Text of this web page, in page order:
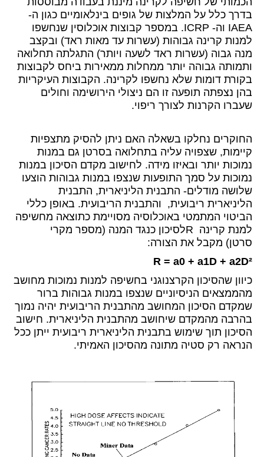
בדרך כלל על המלצות של גופים בינלאומיים כגון ה-
IAEA וה- ICRP. במספר קבוצות אוכלוסין שנחשפו
למנות קרינה גבוהות (עשרות עד מאות ראד) ובקצב
מנה גבוה (עשרות ראד לשעה ויותר) התגלתה תחלואה
ותמותה גבוהה יותר ממחלות ממאירות ביחס לקבוצות
בקורת דומות שלא נחשפו לקרינה. הקבוצות העיקריות
בהן נצפתה תופעה זו הם ניצולי הירושימה וחולים
שעברו הקרנות לצורך ריפוי.
החוקרים נחלקו בשאלה האם ניתן להסיק מתצפיות
קיימות, שצפויה עליה בתחלואה בסרטן גם במנות
נמוכות יותר ובאיזו מידה. לחישוב מקדם הסיכון במנות
נמוכות על סמך התופעות שנצפו במנות גבוהות הוצעו
שלושה מודלים- התבנית הליניארית, התבנית
הליניארית ריבועית, והתבנית הריבועית. באופן כללי
הביטוי המתמטי באוכלוסיה מסויימת כתוצאה מחשיפה
למנת קרינה Rלסיכון כנגד המנה (מספר מקרי
סרטן) מקבל את הצורה:
R = a0 + a1D + a2D²
כיוון שהסיכון הקרצנוגני בחשיפה למנות נמוכות מחושב
מהממצאים הניסיוניים שנצפו במנות גבוהות ברור
שמקדם הסיכון המחושב מהתבנית הריבועית יהיה נמוך
בהרבה מהמקדם שיחושב מהתבנית הליניארית. חישוב
הסיכון תוך שימוש בתבנית הליניארית ריבועית ייתן ככל
הנראה רק סטיה מתונה מהסיכון האמיתי.